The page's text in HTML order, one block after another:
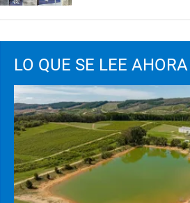
LO QUE SE LEE AHORA